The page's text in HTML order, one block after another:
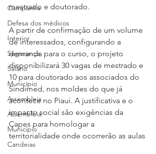
Campanha
Defesa dos médicos
Interior
Segurança
Salário
Município
Assembleia
Assembleia
Município
Candeias
mestrado e doutorado.
A partir de confirmação de um volume
de interessados, configurando a
demanda para o curso, o projeto
disponibilizará 30 vagas de mestrado e
10 para doutorado aos associados do
Sindimed, nos moldes do que já
acontece no Piauí. A justificativa e o
impacto social são exigências da
Capes para homologar a
territorialidade onde ocorrerão as aulas